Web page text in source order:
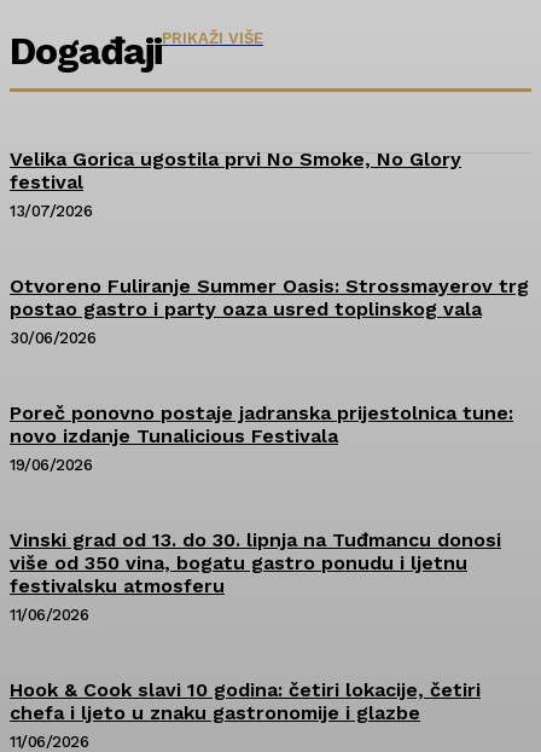
DogađajiPRIKAŽI VIŠE
Velika Gorica ugostila prvi No Smoke, No Glory
festival
13/07/2026
Otvoreno Fuliranje Summer Oasis: Strossmayerov trg
postao gastro i party oaza usred toplinskog vala
30/06/2026
Poreč ponovno postaje jadranska prijestolnica tune:
novo izdanje Tunalicious Festivala
19/06/2026
Vinski grad od 13. do 30. lipnja na Tuđmancu donosi
više od 350 vina, bogatu gastro ponudu i ljetnu
festivalsku atmosferu
11/06/2026
Hook & Cook slavi 10 godina: četiri lokacije, četiri
chefa i ljeto u znaku gastronomije i glazbe
11/06/2026